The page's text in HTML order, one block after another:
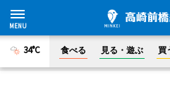
34°C 食べる 見る・遊ぶ 買